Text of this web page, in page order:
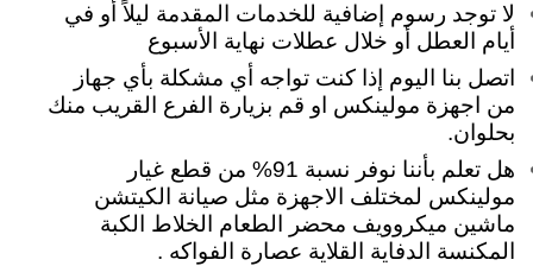
لا توجد رسوم إضافية للخدمات المقدمة ليلاً أو في
أيام العطل أو خلال عطلات نهاية الأسبوع
اتصل بنا اليوم إذا كنت تواجه أي مشكلة بأي جهاز
من اجهزة مولينكس او قم بزيارة الفرع القريب منك
بحلوان.
هل تعلم بأننا نوفر نسبة 91% من قطع غيار
مولينكس لمختلف الاجهزة مثل صيانة الكيتشن
ماشين ميكروويف محضر الطعام الخلاط الكبة
المكنسة الدفاية القلاية عصارة الفواكه .